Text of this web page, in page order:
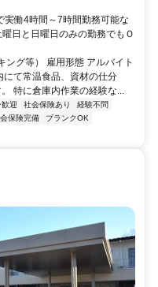
働4時間～7時間勤務可能な
日と日曜日のみの勤務でもＯ
ング等） 雇用形態 アルバイト
にて常温食品、資材の仕分
特に倉庫内作業の経験な...
迎 社会保険あり
経験不問
保険完備
ブランクOK